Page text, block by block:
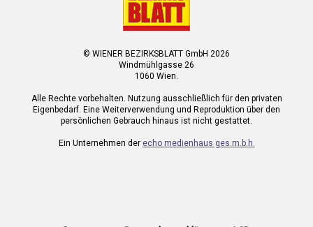
© WIENER BEZIRKSBLATT GmbH 2026
Windmühlgasse 26
1060 Wien.
Alle Rechte vorbehalten. Nutzung ausschließlich für den privaten
Eigenbedarf. Eine Weiterverwendung und Reproduktion über den
persönlichen Gebrauch hinaus ist nicht gestattet.
Ein Unternehmen der echo medienhaus ges.m.b.h.